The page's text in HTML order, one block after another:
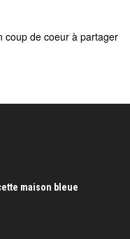
coup de coeur à partager
maison bleue